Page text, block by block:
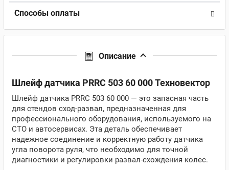
Способы оплаты
Описание
Шлейф датчика PRRC 503 60 000 Техновектор
Шлейф датчика PRRC 503 60 000 — это запасная часть
для стендов сход-развал, предназначенная для
профессионального оборудования, используемого на
СТО и автосервисах. Эта деталь обеспечивает
надежное соединение и корректную работу датчика
угла поворота руля, что необходимо для точной
диагностики и регулировки развал-схождения колес.